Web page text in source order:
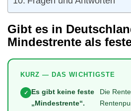
Gibt es in
Mindestrente als
KURZ — DAS WICHTIGSTE
✓
Es gibt keine feste
„Mindestrente“.
Die